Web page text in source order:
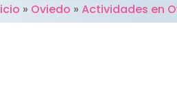
» Oviedo » Actividades en